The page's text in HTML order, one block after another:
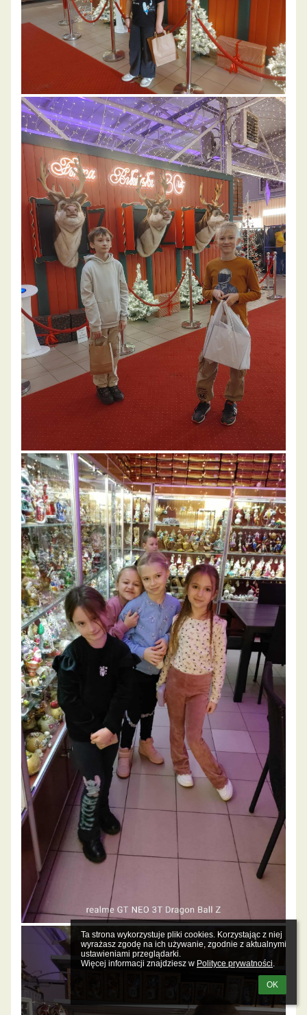
Ta strona wykorzystuje pliki cookies. Korzystając z niej
wyrażasz zgodę na ich używanie, zgodnie z aktualnymi
ustawieniami przeglądarki.
Więcej informacji znajdziesz w Polityce prywatności.
OK